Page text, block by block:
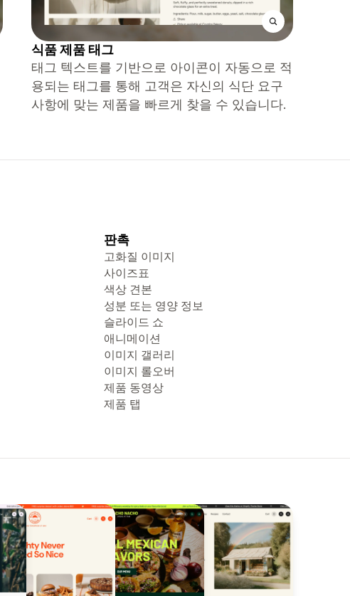
식품 제품 태그
태그 텍스트를 기반으로 아이콘이 자동으로 적
용되는 태그를 통해 고객은 자신의 식단 요구
사항에 맞는 제품을 빠르게 찾을 수 있습니다.
판촉
고화질 이미지
사이즈표
색상 견본
성분 또는 영양 정보
슬라이드 쇼
애니메이션
이미지 갤러리
이미지 롤오버
제품 동영상
제품 탭